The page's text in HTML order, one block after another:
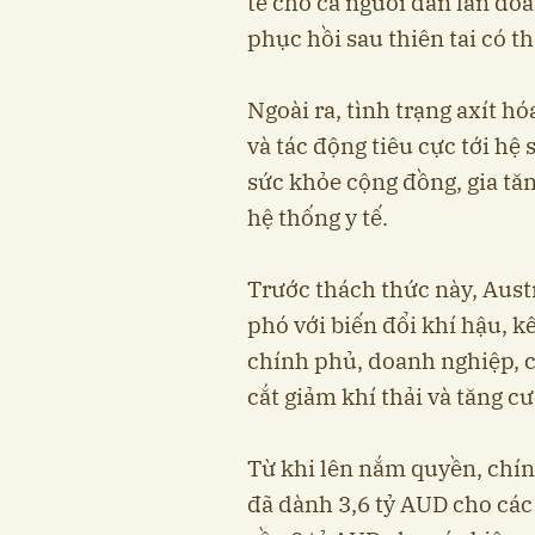
phục hồi sau thiên tai có
Ngoài ra, tình trạng axít
và tác động tiêu cực tới hệ
sức khỏe cộng đồng, gia
hệ thống y tế.
Trước thách thức này,
phó với biến đổi khí hậu,
chính phủ, doanh nghiệp,
cắt giảm khí thải và tăng
Từ khi lên nắm quyền,
đã dành 3,6 tỷ AUD cho